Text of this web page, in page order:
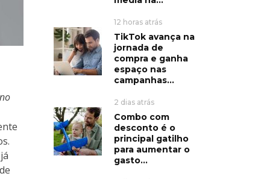
12 horas atrás
TikTok avança na
jornada de
compra e ganha
espaço nas
campanhas...
2 dias atrás
Combo com
desconto é o
principal gatilho
para aumentar o
gasto...